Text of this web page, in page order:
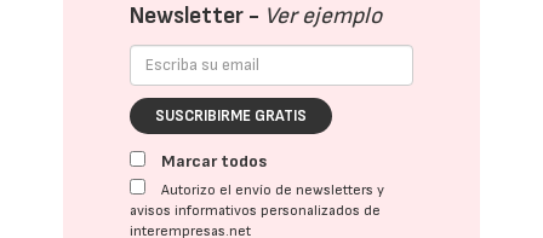
Newsletter - Ver ejemplo
SUSCRIBIRME GRATIS
Marcar todos
Autorizo el envío de newsletters y
avisos informativos personalizados de
interempresas.net